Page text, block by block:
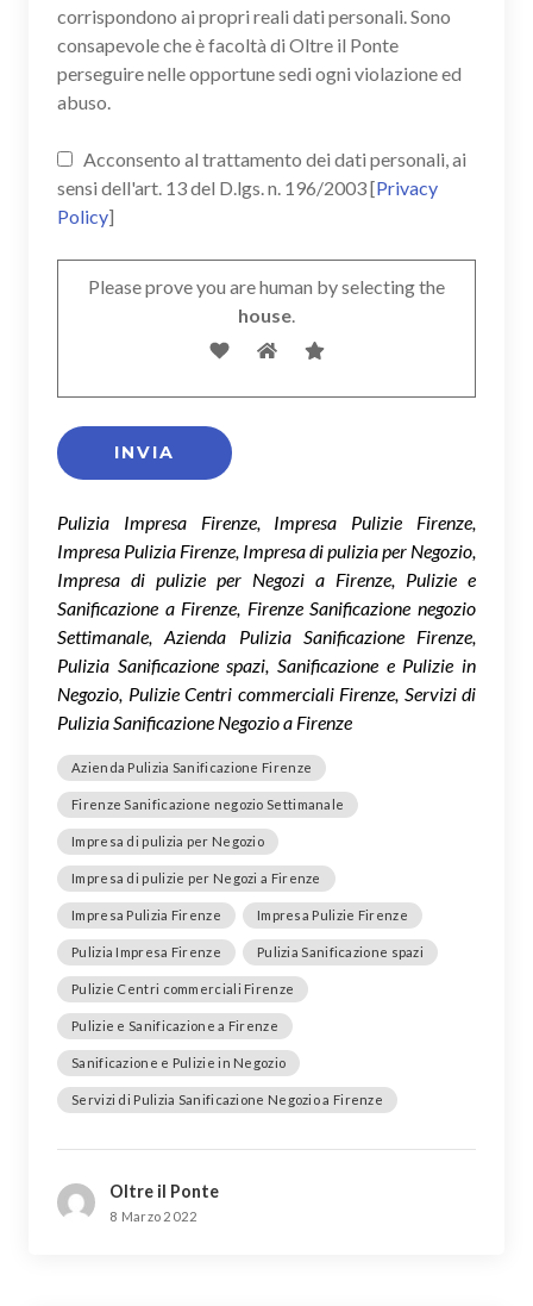
corrispondono ai propri reali dati personali. Sono
consapevole che è facoltà di Oltre il Ponte
perseguire nelle opportune sedi ogni violazione ed
abuso.
Acconsento al trattamento dei dati personali, ai
sensi dell'art. 13 del D.lgs. n. 196/2003 [Privacy
Policy]
Please prove you are human by selecting the
house.
Pulizia Impresa Firenze, Impresa Pulizie Firenze,
Impresa Pulizia Firenze, Impresa di pulizia per Negozio,
Impresa di pulizie per Negozi a Firenze, Pulizie e
Sanificazione a Firenze, Firenze Sanificazione negozio
Settimanale, Azienda Pulizia Sanificazione Firenze,
Pulizia Sanificazione spazi, Sanificazione e Pulizie in
Negozio, Pulizie Centri commerciali Firenze, Servizi di
Pulizia Sanificazione Negozio a Firenze
Azienda Pulizia Sanificazione Firenze
Firenze Sanificazione negozio Settimanale
Impresa di pulizia per Negozio
Impresa di pulizie per Negozi a Firenze
Impresa Pulizia Firenze Impresa Pulizie Firenze
Pulizia Impresa Firenze Pulizia Sanificazione spazi
Pulizie Centri commerciali Firenze
Pulizie e Sanificazione a Firenze
Sanificazione e Pulizie in Negozio
Servizi di Pulizia Sanificazione Negozio a Firenze
Oltre il Ponte
8 Marzo 2022